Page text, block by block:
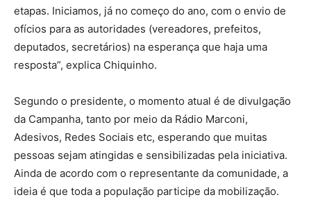
etapas. Iniciamos, já no começo do ano, com o envio de
ofícios para as autoridades (vereadores, prefeitos,
deputados, secretários) na esperança que haja uma
resposta”, explica Chiquinho.
Segundo o presidente, o momento atual é de divulgação
da Campanha, tanto por meio da Rádio Marconi,
Adesivos, Redes Sociais etc, esperando que muitas
pessoas sejam atingidas e sensibilizadas pela iniciativa.
Ainda de acordo com o representante da comunidade, a
ideia é que toda a população participe da mobilização.